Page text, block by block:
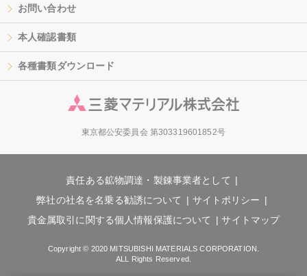
お問い合わせ
本人確認書類
各種書類ダウンロード
東京都公安委員会 第303319601852号
責任ある鉱物調達・製錬事業者として
弊社の社名を名乗る勧誘について
サイトポリシー
貴金属取引に関する個人情報保護について
サイトマップ
Copyright © 2020 MITSUBISHI MATERIALS CORPORATION.
ALL Rights Reserved.